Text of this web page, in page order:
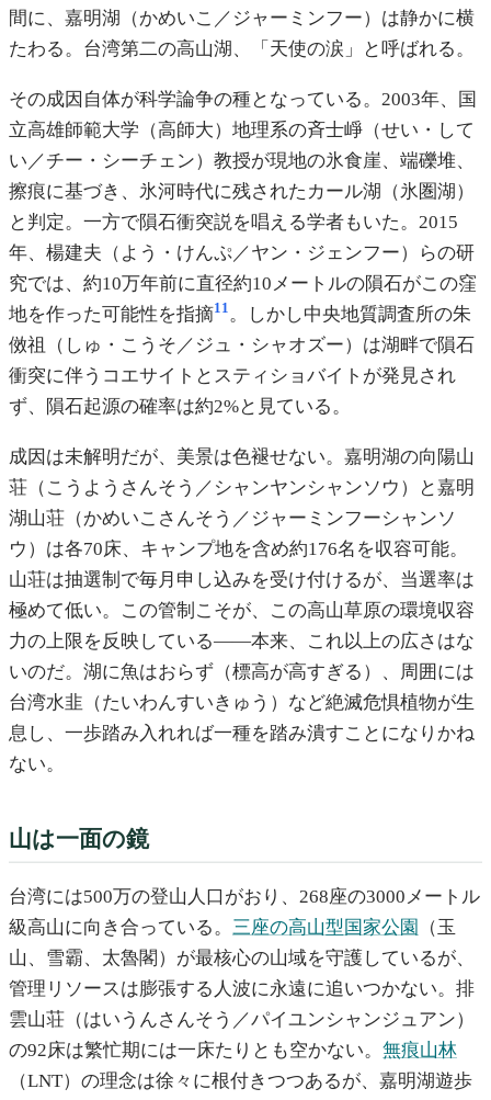
間に、嘉明湖（かめいこ／ジャーミンフー）は静かに横
たわる。台湾第二の高山湖、「天使の涙」と呼ばれる。
その成因自体が科学論争の種となっている。2003年、国
立高雄師範大学（高師大）地理系の斉士崢（せい・して
い／チー・シーチェン）教授が現地の氷食崖、端礫堆、
擦痕に基づき、氷河時代に残されたカール湖（氷圏湖）
と判定。一方で隕石衝突説を唱える学者もいた。2015
年、楊建夫（よう・けんぷ／ヤン・ジェンフー）らの研
究では、約10万年前に直径約10メートルの隕石がこの窪
地を作った可能性を指摘11。しかし中央地質調査所の朱
傚祖（しゅ・こうそ／ジュ・シャオズー）は湖畔で隕石
衝突に伴うコエサイトとスティショバイトが発見され
ず、隕石起源の確率は約2%と見ている。
成因は未解明だが、美景は色褪せない。嘉明湖の向陽山
荘（こうようさんそう／シャンヤンシャンソウ）と嘉明
湖山荘（かめいこさんそう／ジャーミンフーシャンソ
ウ）は各70床、キャンプ地を含め約176名を収容可能。
山荘は抽選制で毎月申し込みを受け付けるが、当選率は
極めて低い。この管制こそが、この高山草原の環境収容
力の上限を反映している――本来、これ以上の広さはな
いのだ。湖に魚はおらず（標高が高すぎる）、周囲には
台湾水韭（たいわんすいきゅう）など絶滅危惧植物が生
息し、一歩踏み入れれば一種を踏み潰すことになりかね
ない。
山は一面の鏡
台湾には500万の登山人口がおり、268座の3000メートル
級高山に向き合っている。 三座の高山型国家公園
（玉
山、雪霸、太魯閣）が最核心の山域を守護しているが、
管理リソースは膨張する人波に永遠に追いつかない。排
雲山荘（はいうんさんそう／パイユンシャンジュアン）
の92床は繁忙期には一床たりとも空かない。 無痕山林
（LNT）の理念は徐々に根付きつつあるが、嘉明湖遊歩